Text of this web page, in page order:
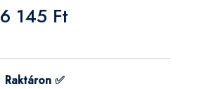
6 145 Ft
Raktáron ✅